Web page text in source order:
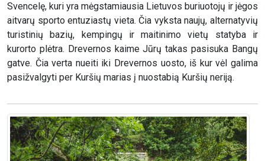
Svencelę, kuri yra mėgstamiausia Lietuvos buriuotojų ir jėgos
aitvarų sporto entuziastų vieta. Čia vyksta naujų, alternatyvių
turistinių bazių, kempingų ir maitinimo vietų statyba ir
kurorto plėtra. Drevernos kaime Jūrų takas pasisuka Bangų
gatve. Čia verta nueiti iki Drevernos uosto, iš kur vėl galima
pasižvalgyti per Kuršių marias į nuostabią Kuršių neriją.